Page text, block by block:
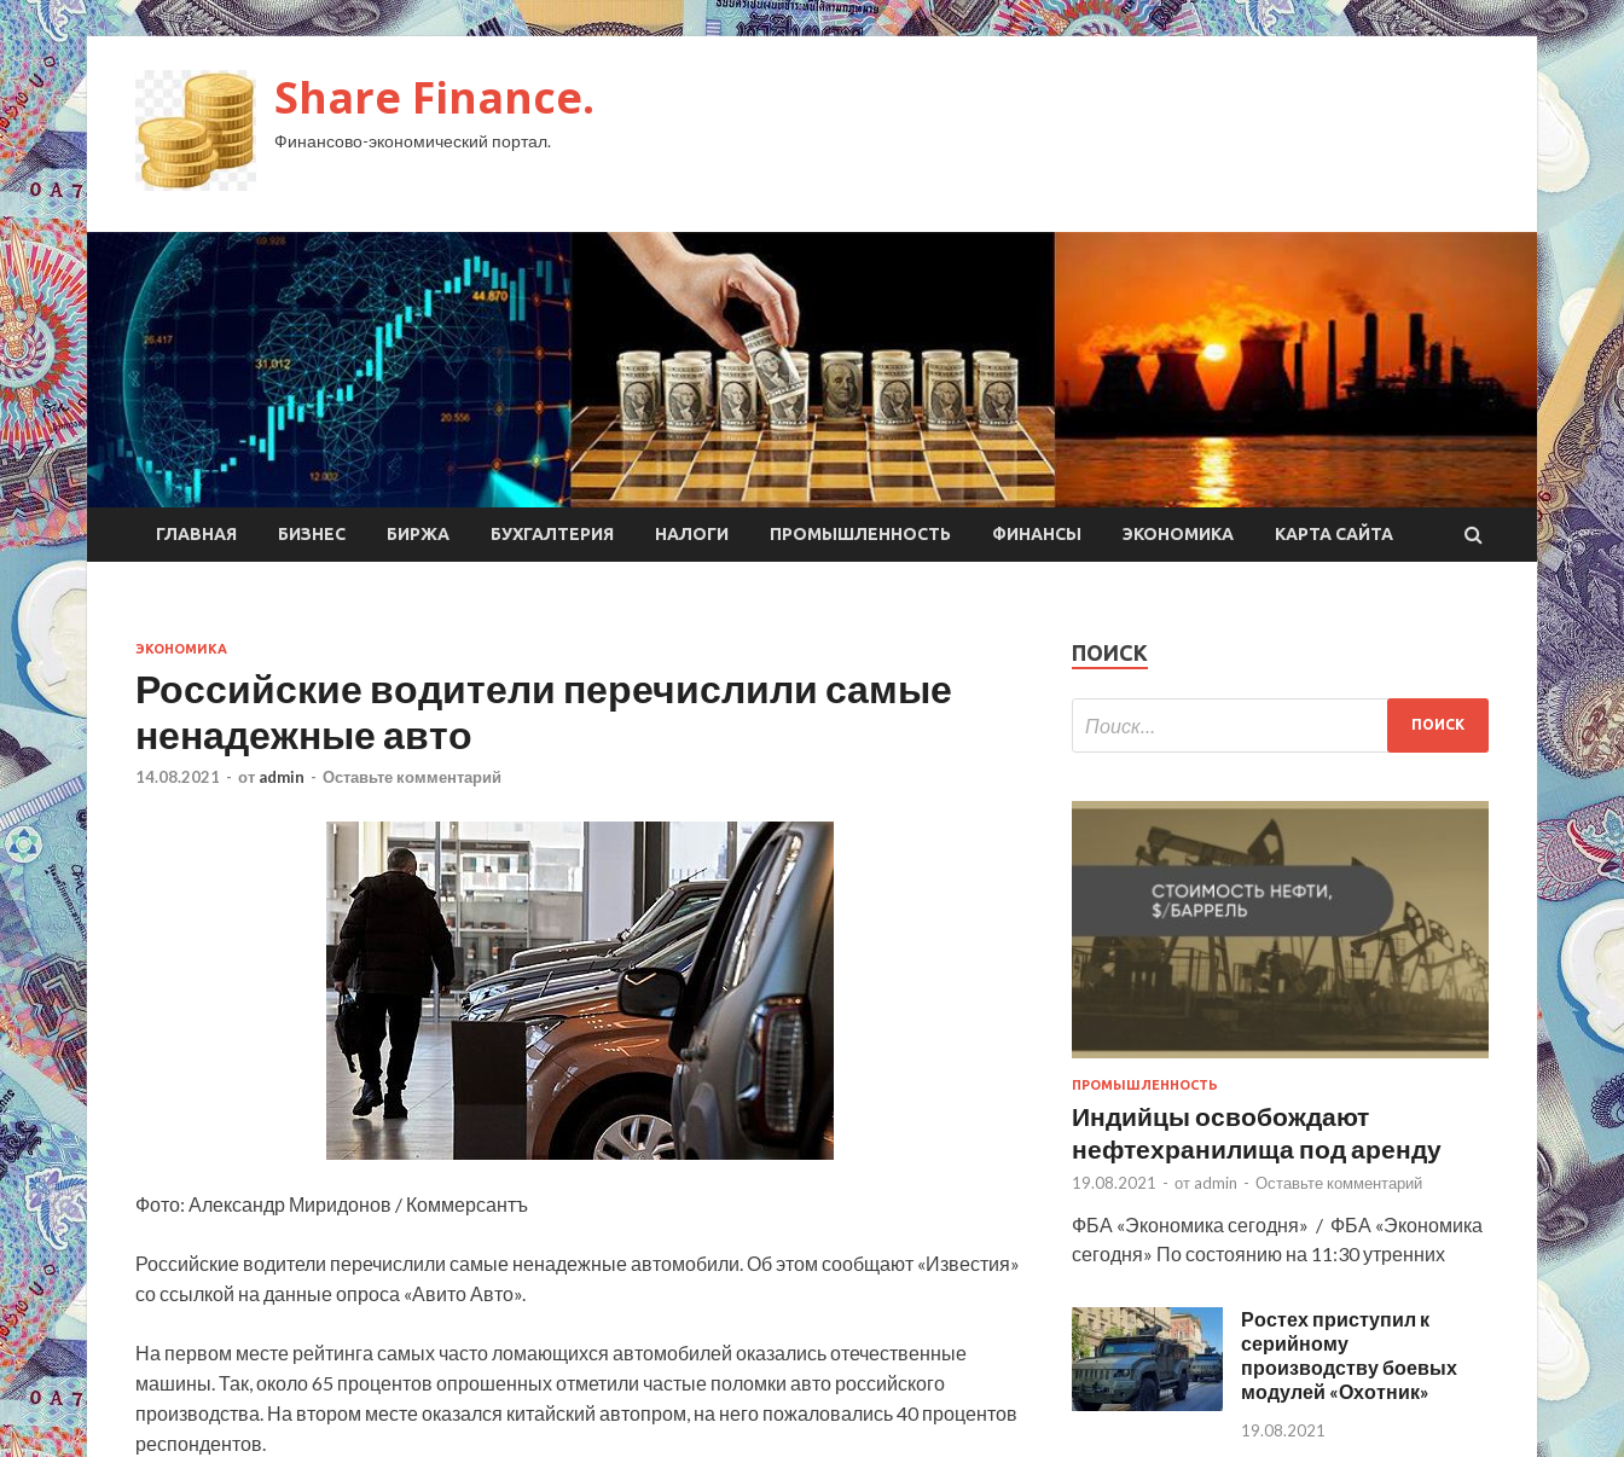
Share Finance.
Финансово-экономический портал.
ГЛАВНАЯ БИЗНЕС БИРЖА БУХГАЛТЕРИЯ НАЛОГИ ПРОМЫШЛЕННОСТЬ ФИНАНСЫ ЭКОНОМИКА КАРТА САЙТА
ЭКОНОМИКА
Российские водители перечислили самые
ненадежные авто
14.08.2021 - от admin - Оставьте комментарий
Фото: Александр Миридонов / Коммерсантъ
Российские водители перечислили самые ненадежные автомобили. Об этом сообщают «Известия»
со ссылкой на данные опроса «Авито Авто».
На первом месте рейтинга самых часто ломающихся автомобилей оказались отечественные
машины. Так,около 65 процентов опрошенных отметили частые поломки авто российского
производства. На втором месте оказался китайский автопром, на него пожаловались 40 процентов
респондентов.
ПОИСК
ПРОМЫШЛЕННОСТЬ
Индийцы освобождают
нефтехранилища под аренду
19.08.2021 - от admin - Оставьте комментарий
ФБА «Экономика сегодня» / ФБА «Экономика
сегодня» По состоянию на 11:30 утренних
Ростех приступил к
серийному
производству боевых
модулей «Охотник»
19.08.2021